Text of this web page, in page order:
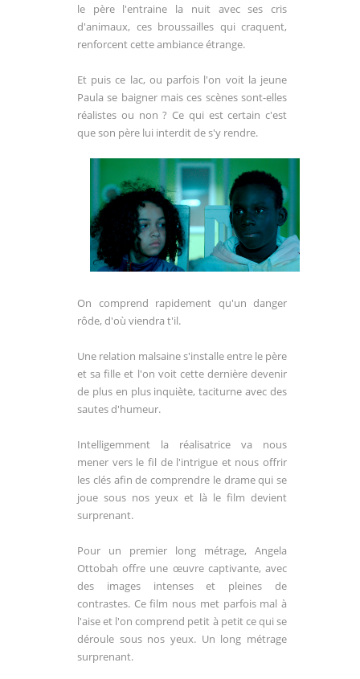
le père l'entraine la nuit avec ses cris
d'animaux, ces broussailles qui craquent,
renforcent cette ambiance étrange.
Et puis ce lac, ou parfois l'on voit la jeune
Paula se baigner mais ces scènes sont-elles
réalistes ou non ? Ce qui est certain c'est
que son père lui interdit de s'y rendre.
On comprend rapidement qu'un danger
rôde, d'où viendra t'il.
Une relation malsaine s'installe entre le père
et sa fille et l'on voit cette dernière devenir
de plus en plus inquiète, taciturne avec des
sautes d'humeur.
Intelligemment la réalisatrice va nous
mener vers le fil de l'intrigue et nous offrir
les clés afin de comprendre le drame qui se
joue sous nos yeux et là le film devient
surprenant.
Pour un premier long métrage, Angela
Ottobah offre une œuvre captivante, avec
des images intenses et pleines de
contrastes. Ce film nous met parfois mal à
l'aise et l'on comprend petit à petit ce qui se
déroule sous nos yeux. Un long métrage
surprenant.